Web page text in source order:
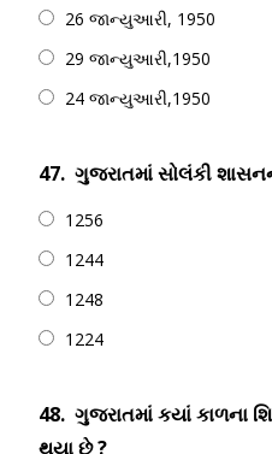
26 જાન્યુઆરી, 1950
29 જાન્યુઆરી,1950
24 જાન્યુઆરી,1950
47. ગુજરાતમાં સોલંકી
1256
1244
1248
1224
48. ગુજરાતમાં કયાં કાળના
થયા છે ?